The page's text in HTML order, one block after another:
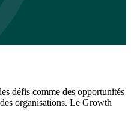
défis comme des opportunités
organisations. Le Growth